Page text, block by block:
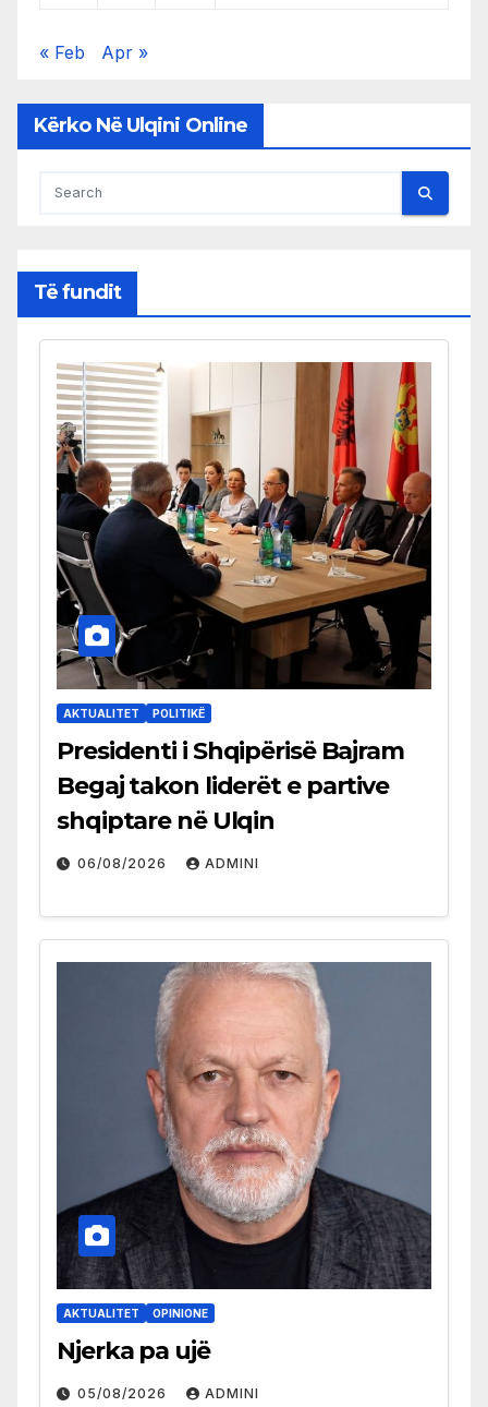
« Feb Apr »
Kërko Në Ulqini Online
Të fundit
AKTUALITET POLITIKË
Presidenti i Shqipërisë Bajram
Begaj takon liderët e partive
shqiptare në Ulqin
06/08/2026 ADMINI
AKTUALITET OPINIONE
Njerka pa ujë
05/08/2026 ADMINI